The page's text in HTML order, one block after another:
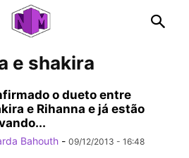
e shakira
o dueto entre
e Rihanna e já estão
Bahouth - 09/12/2013 - 16:48